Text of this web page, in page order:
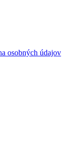
osobných údajov